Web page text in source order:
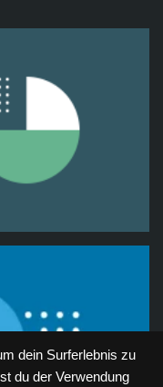
dein Surferlebnis zu
du der Verwendung